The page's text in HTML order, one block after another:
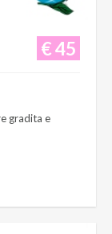
€ 45
gradita e